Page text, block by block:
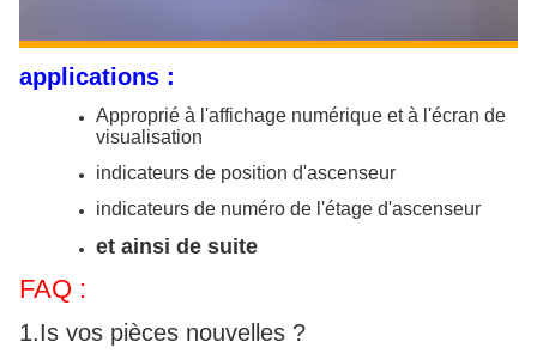
applications :
Approprié à l'affichage numérique et à l'écran de
visualisation
indicateurs de position d'ascenseur
indicateurs de numéro de l'étage d'ascenseur
et ainsi de suite
FAQ :
1.Is vos pièces nouvelles ?